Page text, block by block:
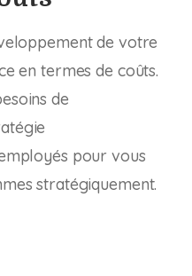
de votre
en termes de coûts.
de
pour vous
stratégiquement.